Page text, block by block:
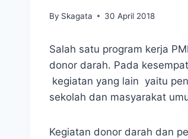
By Skagata 30 April 2018
Salah satu program kerja
donor darah. Pada
kegiatan yang lain yaitu
sekolah dan masyarakat
Kegiatan donor darah dan